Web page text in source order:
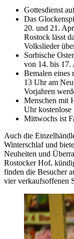
Gottesdienst
Das
20. und 21.
Rostock lässt
Volkslieder
Sorbische
von 14. bis 17.
Bemalen eines
13 Uhr am
Vorjahren
Menschen mit
Uhr kostenlose
Mittwochs ist
Auch die
Winterschlaf und
Neuheiten und
Rostocker Hof,
finden die Besucher
vier verkaufsoffenen